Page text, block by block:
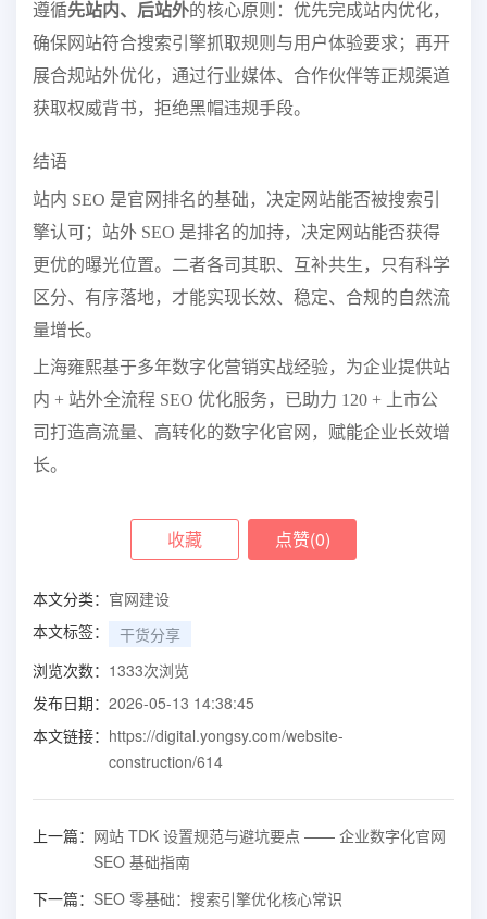
遵循先站内、后站外的核心原则：优先完成站内优化，
确保网站符合搜索引擎抓取规则与用户体验要求；再开
展合规站外优化，通过行业媒体、合作伙伴等正规渠道
获取权威背书，拒绝黑帽违规手段。
结语
站内 SEO 是官网排名的基础，决定网站能否被搜索引
擎认可；站外 SEO 是排名的加持，决定网站能否获得
更优的曝光位置。二者各司其职、互补共生，只有科学
区分、有序落地，才能实现长效、稳定、合规的自然流
量增长。
上海雍熙基于多年数字化营销实战经验，为企业提供站
内 + 站外全流程 SEO 优化服务，已助力 120 + 上市公
司打造高流量、高转化的数字化官网，赋能企业长效增
长。
收藏 点赞(0)
本文分类： 官网建设
本文标签：
干货分享
浏览次数： 1333次浏览
发布日期： 2026-05-13 14:38:45
本文链接： https://digital.yongsy.com/website-
construction/614
上一篇： 网站 TDK 设置规范与避坑要点 —— 企业数字化官网
SEO 基础指南
下一篇： SEO 零基础：搜索引擎优化核心常识